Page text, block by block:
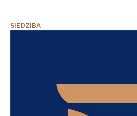
SIEDZIBA